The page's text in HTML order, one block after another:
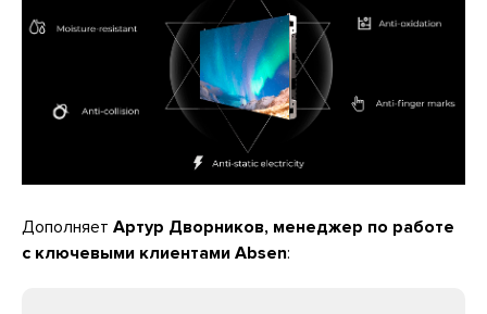
Дополняет Артур Дворников, менеджер по работе
с ключевыми клиентами Absen: